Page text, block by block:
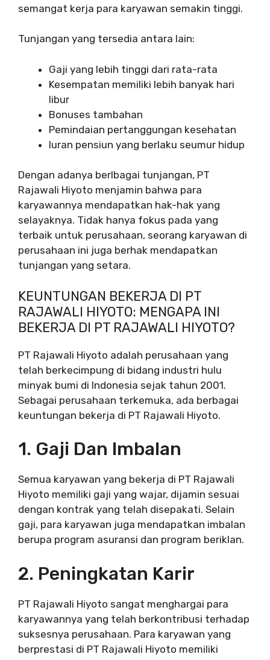
semangat kerja para karyawan semakin tinggi.
Tunjangan yang tersedia antara lain:
Gaji yang lebih tinggi dari rata-rata
Kesempatan memiliki lebih banyak hari
libur
Bonuses tambahan
Pemindaian pertanggungan kesehatan
Iuran pensiun yang berlaku seumur hidup
Dengan adanya berlbagai tunjangan, PT
Rajawali Hiyoto menjamin bahwa para
karyawannya mendapatkan hak-hak yang
selayaknya. Tidak hanya fokus pada yang
terbaik untuk perusahaan, seorang karyawan di
perusahaan ini juga berhak mendapatkan
tunjangan yang setara.
KEUNTUNGAN BEKERJA DI PT
RAJAWALI HIYOTO: MENGAPA INI
BEKERJA DI PT RAJAWALI HIYOTO?
PT Rajawali Hiyoto adalah perusahaan yang
telah berkecimpung di bidang industri hulu
minyak bumi di Indonesia sejak tahun 2001.
Sebagai perusahaan terkemuka, ada berbagai
keuntungan bekerja di PT Rajawali Hiyoto.
1. Gaji Dan Imbalan
Semua karyawan yang bekerja di PT Rajawali
Hiyoto memiliki gaji yang wajar, dijamin sesuai
dengan kontrak yang telah disepakati. Selain
gaji, para karyawan juga mendapatkan imbalan
berupa program asuransi dan program beriklan.
2. Peningkatan Karir
PT Rajawali Hiyoto sangat menghargai para
karyawannya yang telah berkontribusi terhadap
suksesnya perusahaan. Para karyawan yang
berprestasi di PT Rajawali Hiyoto memiliki